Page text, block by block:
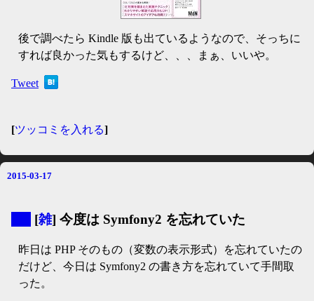
後で調べたら Kindle 版も出ているようなので、そっちに
すれば良かった気もするけど、、、まぁ、いいや。
Tweet
[ツッコミを入れる]
2015-03-17
[雑] 今度は Symfony2 を忘れていた
昨日は PHP そのもの（変数の表示形式）を忘れていたの
だけど、今日は Symfony2 の書き方を忘れていて手間取
った。